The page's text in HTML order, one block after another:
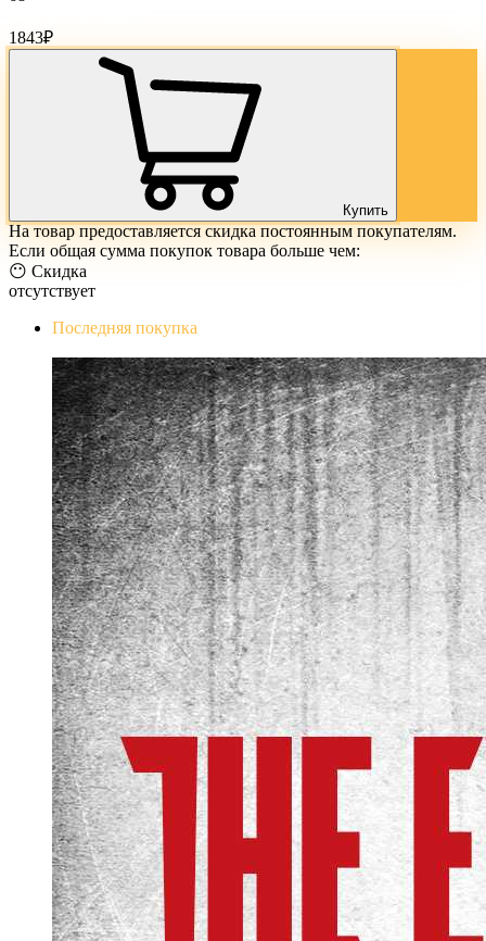
1843₽
Купить
На товар предоставляется скидка постоянным покупателям.
Если общая сумма покупок товара больше чем:
😶 Скидка
отсутствует
Последняя покупка